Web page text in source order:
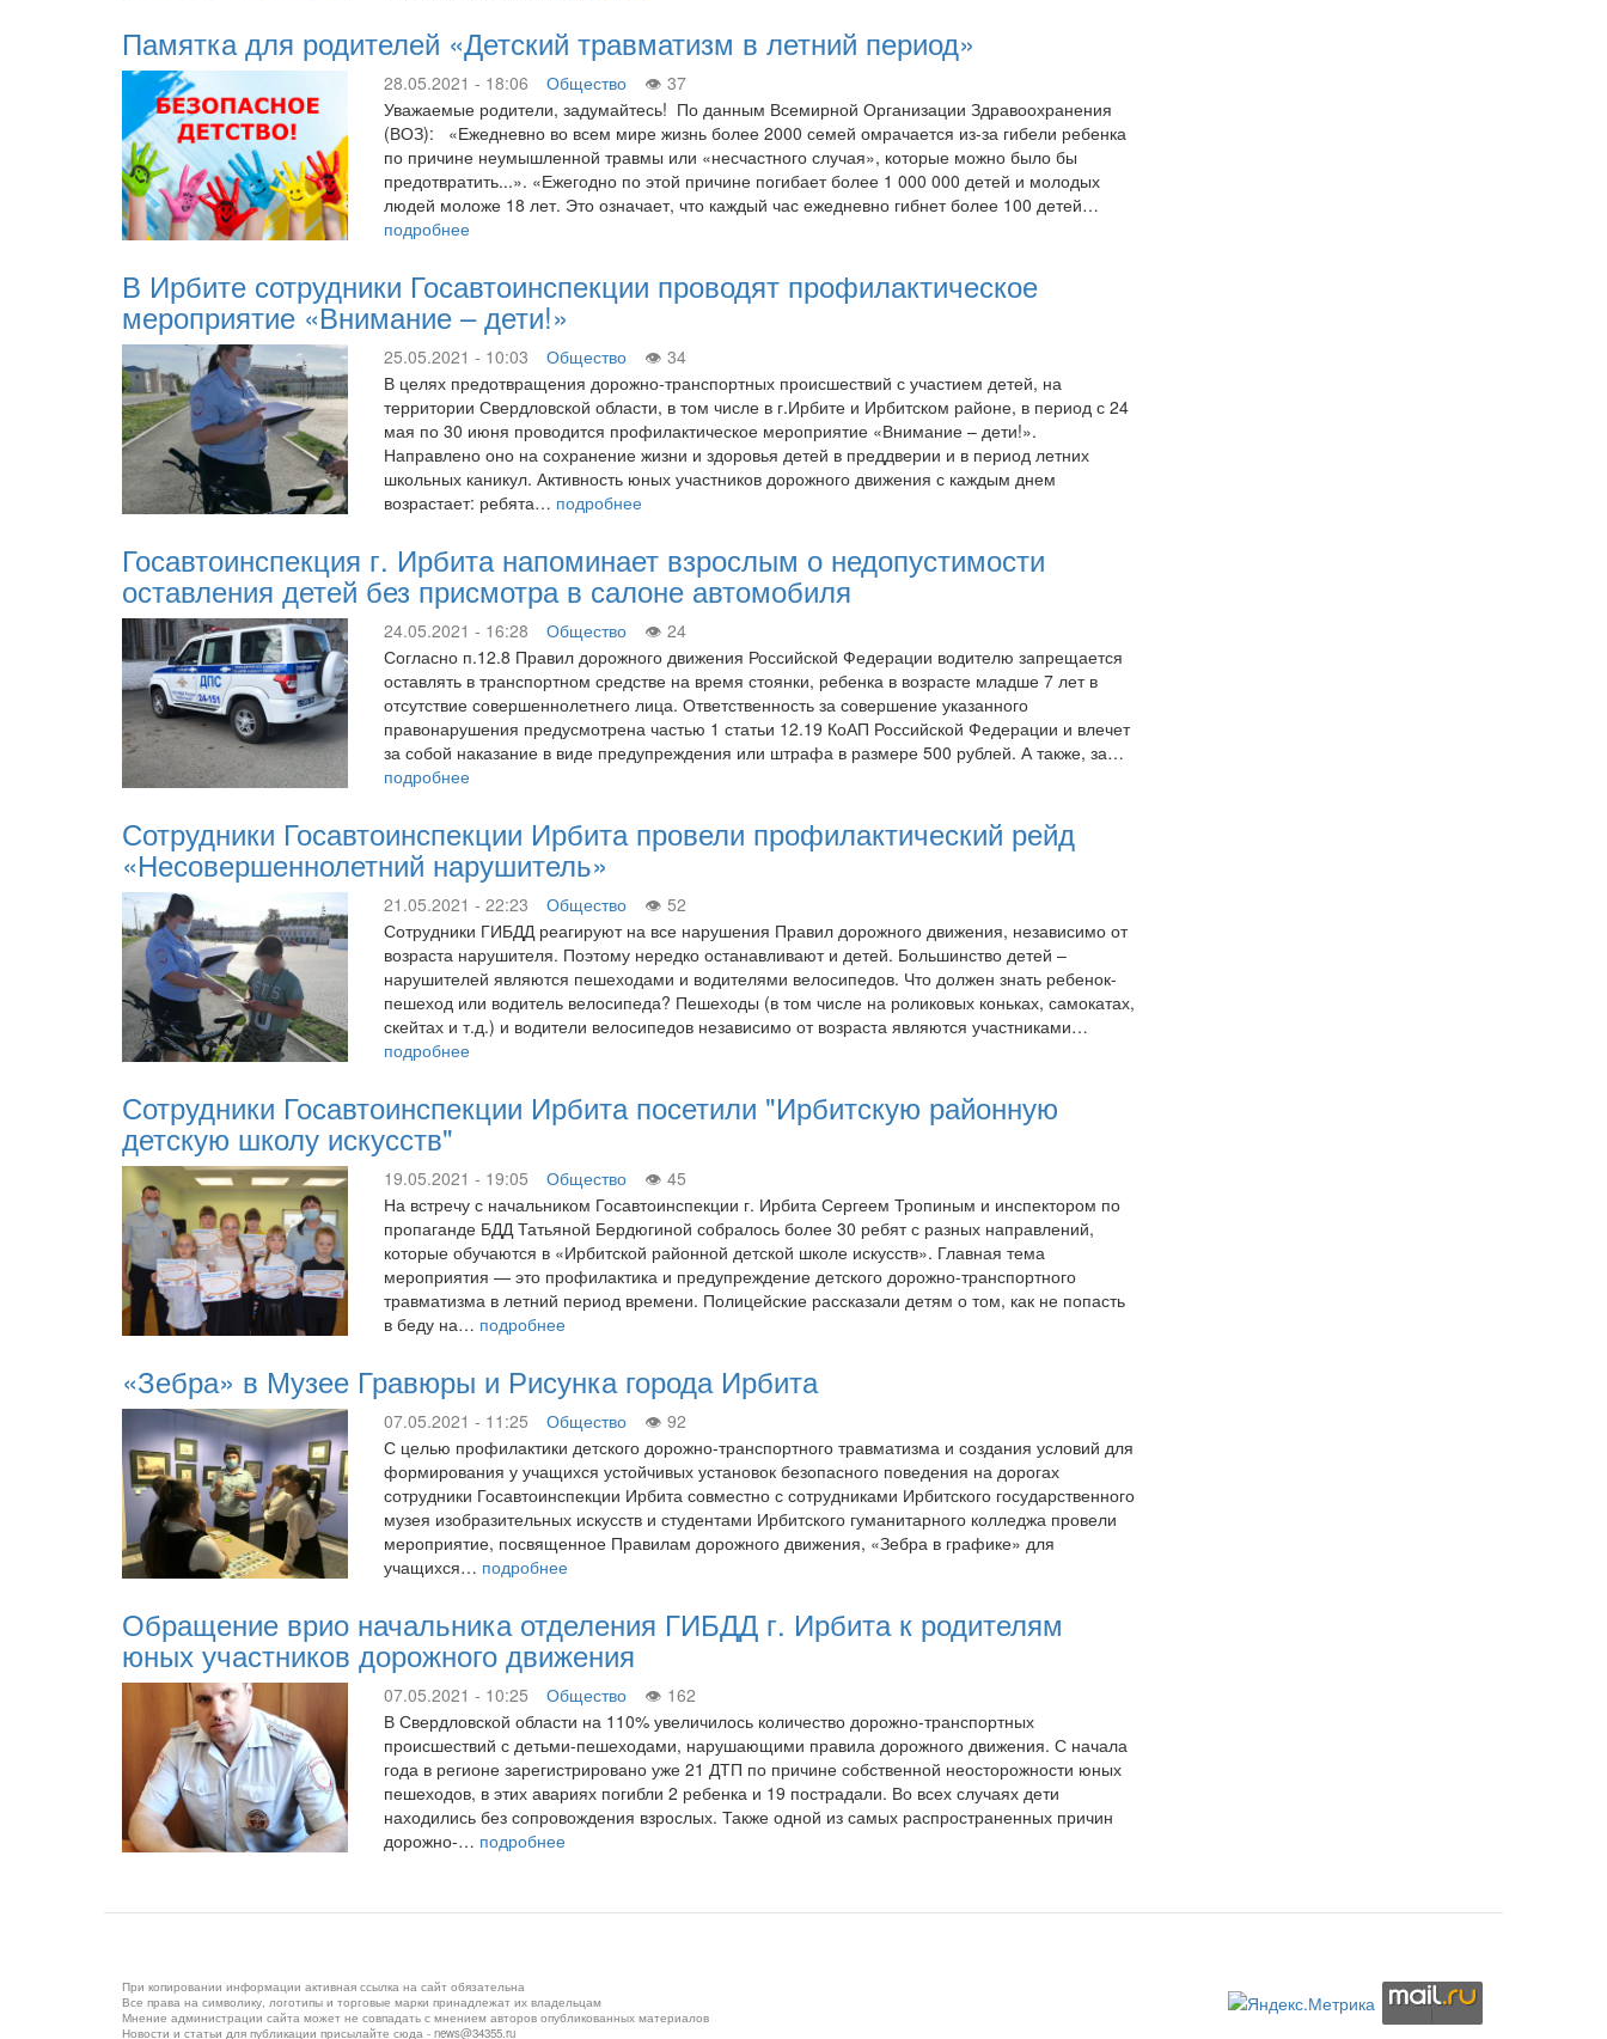
Памятка для родителей «Детский травматизм в летний период»
28.05.2021 - 18:06 Общество
37
Уважаемые родители, задумайтесь! По данным Всемирной Организации Здравоохранения
(ВОЗ): «Ежедневно во всем мире жизнь более 2000 семей омрачается из-за гибели ребенка
по причине неумышленной травмы или «несчастного случая», которые можно было бы
предотвратить...». «Ежегодно по этой причине погибает более 1 000 000 детей и молодых
людей моложе 18 лет. Это означает, что каждый час ежедневно гибнет более 100 детей…
подробнее
В Ирбите сотрудники Госавтоинспекции проводят профилактическое
мероприятие «Внимание – дети!»
25.05.2021 - 10:03 Общество
34
В целях предотвращения дорожно-транспортных происшествий с участием детей, на
территории Свердловской области, в том числе в г.Ирбите и Ирбитском районе, в период с 24
мая по 30 июня проводится профилактическое мероприятие «Внимание – дети!».
Направлено оно на сохранение жизни и здоровья детей в преддверии и в период летних
школьных каникул. Активность юных участников дорожного движения с каждым днем
возрастает: ребята… подробнее
Госавтоинспекция г. Ирбита напоминает взрослым о недопустимости
оставления детей без присмотра в салоне автомобиля
24.05.2021 - 16:28 Общество
24
Согласно п.12.8 Правил дорожного движения Российской Федерации водителю запрещается
оставлять в транспортном средстве на время стоянки, ребенка в возрасте младше 7 лет в
отсутствие совершеннолетнего лица. Ответственность за совершение указанного
правонарушения предусмотрена частью 1 статьи 12.19 КоАП Российской Федерации и влечет
за собой наказание в виде предупреждения или штрафа в размере 500 рублей. А также, за…
подробнее
Сотрудники Госавтоинспекции Ирбита провели профилактический рейд
«Несовершеннолетний нарушитель»
21.05.2021 - 22:23 Общество
52
Сотрудники ГИБДД реагируют на все нарушения Правил дорожного движения, независимо от
возраста нарушителя. Поэтому нередко останавливают и детей. Большинство детей –
нарушителей являются пешеходами и водителями велосипедов. Что должен знать ребенок-
пешеход или водитель велосипеда? Пешеходы (в том числе на роликовых коньках, самокатах,
скейтах и т.д.) и водители велосипедов независимо от возраста являются участниками…
подробнее
Сотрудники Госавтоинспекции Ирбита посетили "Ирбитскую районную
детскую школу искусств"
19.05.2021 - 19:05 Общество
45
На встречу с начальником Госавтоинспекции г. Ирбита Сергеем Тропиным и инспектором по
пропаганде БДД Татьяной Бердюгиной собралось более 30 ребят с разных направлений,
которые обучаются в «Ирбитской районной детской школе искусств». Главная тема
мероприятия — это профилактика и предупреждение детского дорожно-транспортного
травматизма в летний период времени. Полицейские рассказали детям о том, как не попасть
в беду на… подробнее
«Зебра» в Музее Гравюры и Рисунка города Ирбита
07.05.2021 - 11:25 Общество
92
С целью профилактики детского дорожно-транспортного травматизма и создания условий для
формирования у учащихся устойчивых установок безопасного поведения на дорогах
сотрудники Госавтоинспекции Ирбита совместно с сотрудниками Ирбитского государственного
музея изобразительных искусств и студентами Ирбитского гуманитарного колледжа провели
мероприятие, посвященное Правилам дорожного движения, «Зебра в графике» для
учащихся… подробнее
Обращение врио начальника отделения ГИБДД г. Ирбита к родителям
юных участников дорожного движения
07.05.2021 - 10:25 Общество
162
В Свердловской области на 110% увеличилось количество дорожно-транспортных
происшествий с детьми-пешеходами, нарушающими правила дорожного движения. С начала
года в регионе зарегистрировано уже 21 ДТП по причине собственной неосторожности юных
пешеходов, в этих авариях погибли 2 ребенка и 19 пострадали. Во всех случаях дети
находились без сопровождения взрослых. Также одной из самых распространенных причин
дорожно-… подробнее
При копировании информации активная ссылка на сайт обязательна
Все права на символику, логотипы и торговые марки принадлежат их владельцам
Мнение администрации сайта может не совпадать с мнением авторов опубликованных материалов
Новости и статьи для публикации присылайте сюда - news@34355.ru